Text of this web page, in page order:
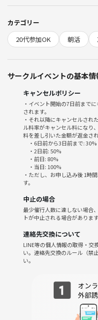
日程：6月20日 金曜日
時間：9:00〜11:00（出入り自
ぐ）
対象：20代の男女（おひとり参
参加費：ご自身のドリンク代
こんな方におすすめ：
平日休みの過ごし方に迷う…
朝活したいけどひとりだと続
静かな場所でちょっとだけやる
価値観の合う人と自然につなが
お仕事前、学校の課題、資格
何でもOK。自由なスタイルで
「ちょっと行ってみようかな
カテゴリー
20代参加OK
朝活
サークルイベントの基本情
キャンセルポリシー
・イベント開始の7日前まで
されます。
・それ以降にキャンセルされ
ル料率がキャンセル料になり
料を差し引いた金額が返金され
・6日前から3日前まで: 30%
・2日前: 50%
・前日: 80%
・当日: 100%
・ただし、お申し込み後 1時
す。
中止の場合
最少催行人数に達しない場合
トが中止される場合がありま
連絡先交換について
LINE等の個人情報の取得・交
い。連絡先交換のルール（禁
い。